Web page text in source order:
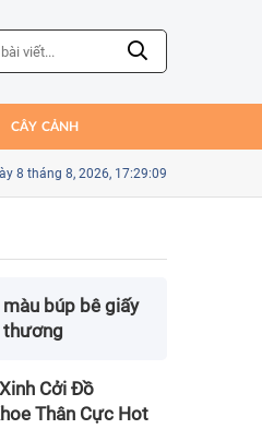
CÂY CẢNH
của Kim Seung-gyu trong trận gặp
8 tháng 8, 2026, 17:29:11
búp bê giấy
thương
Cởi Đồ
Thân Cực Hot